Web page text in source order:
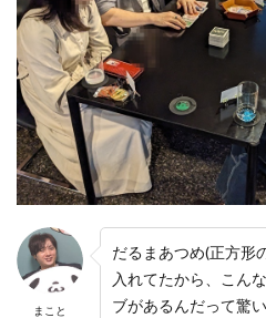
まこと
だるまあつめ(正方形
入れてたから、こん
ブがあるんだって驚